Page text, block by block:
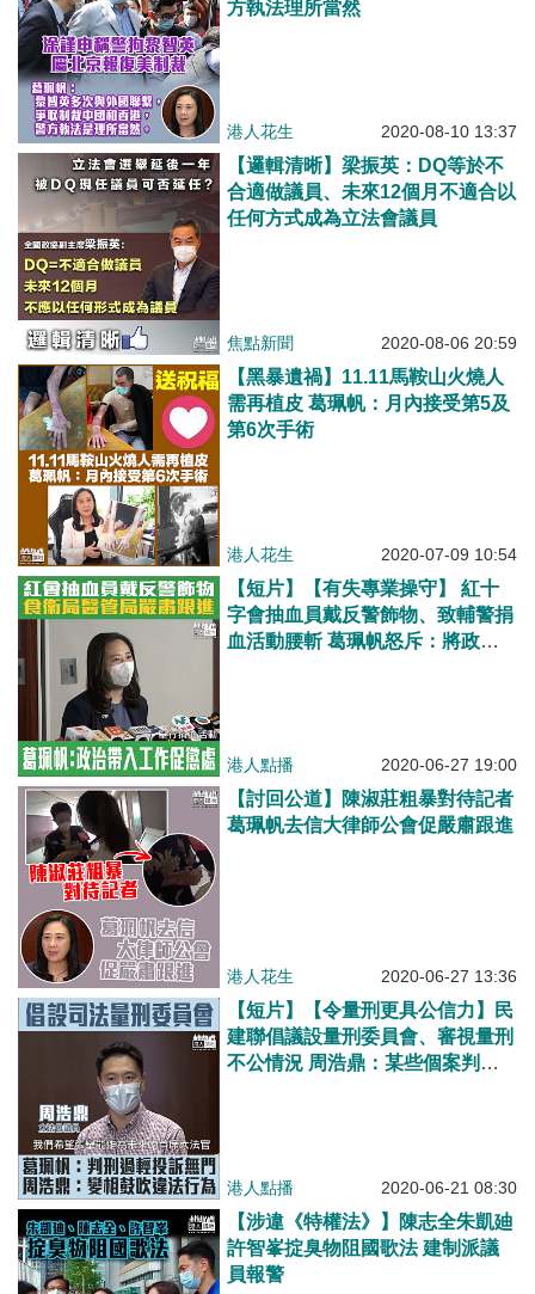
方執法理所當然
港人花生 2020-08-10 13:37
【邏輯清晰】梁振英：DQ等於不
合適做議員、未來12個月不適合以
任何方式成為立法會議員
焦點新聞 2020-08-06 20:59
【黑暴遺禍】11.11馬鞍山火燒人
需再植皮 葛珮帆：月內接受第5及
第6次手術
港人花生 2020-07-09 10:54
【短片】【有失專業操守】 紅十
字會抽血員戴反警飾物、致輔警捐
血活動腰斬 葛珮帆怒斥：將政治
港人點播 2020-06-27 19:00
【討回公道】陳淑莊粗暴對待記者
葛珮帆去信大律師公會促嚴肅跟進
港人花生 2020-06-27 13:36
【短片】【令量刑更具公信力】民
建聯倡議設量刑委員會、審視量刑
不公情況 周浩鼎：某些個案判刑
港人點播 2020-06-21 08:30
【涉違《特權法》】陳志全朱凱廸
許智峯掟臭物阻國歌法 建制派議
員報警